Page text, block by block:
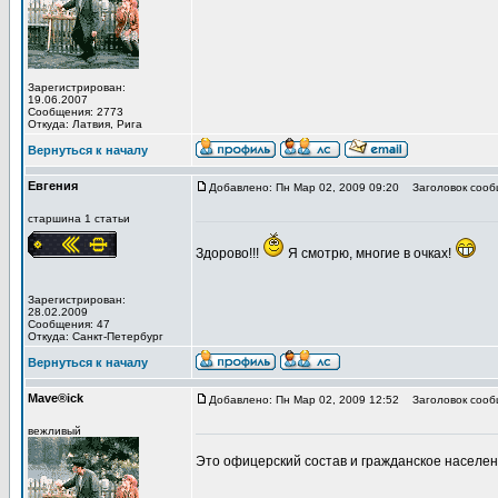
Зарегистрирован:
19.06.2007
Сообщения: 2773
Откуда: Латвия, Рига
Вернуться к началу
Евгения
старшина 1 статьи
Зарегистрирован:
28.02.2009
Сообщения: 47
Откуда: Санкт-Петербург
Добавлено: Пн Мар 02, 2009 09:20 Заголовок
Здорово!!! Я смотрю, многие в очках!
Вернуться к началу
Mave®ick
вежливый
Добавлено: Пн Мар 02, 2009 12:52 Заголовок
Это офицерский состав и гражданское